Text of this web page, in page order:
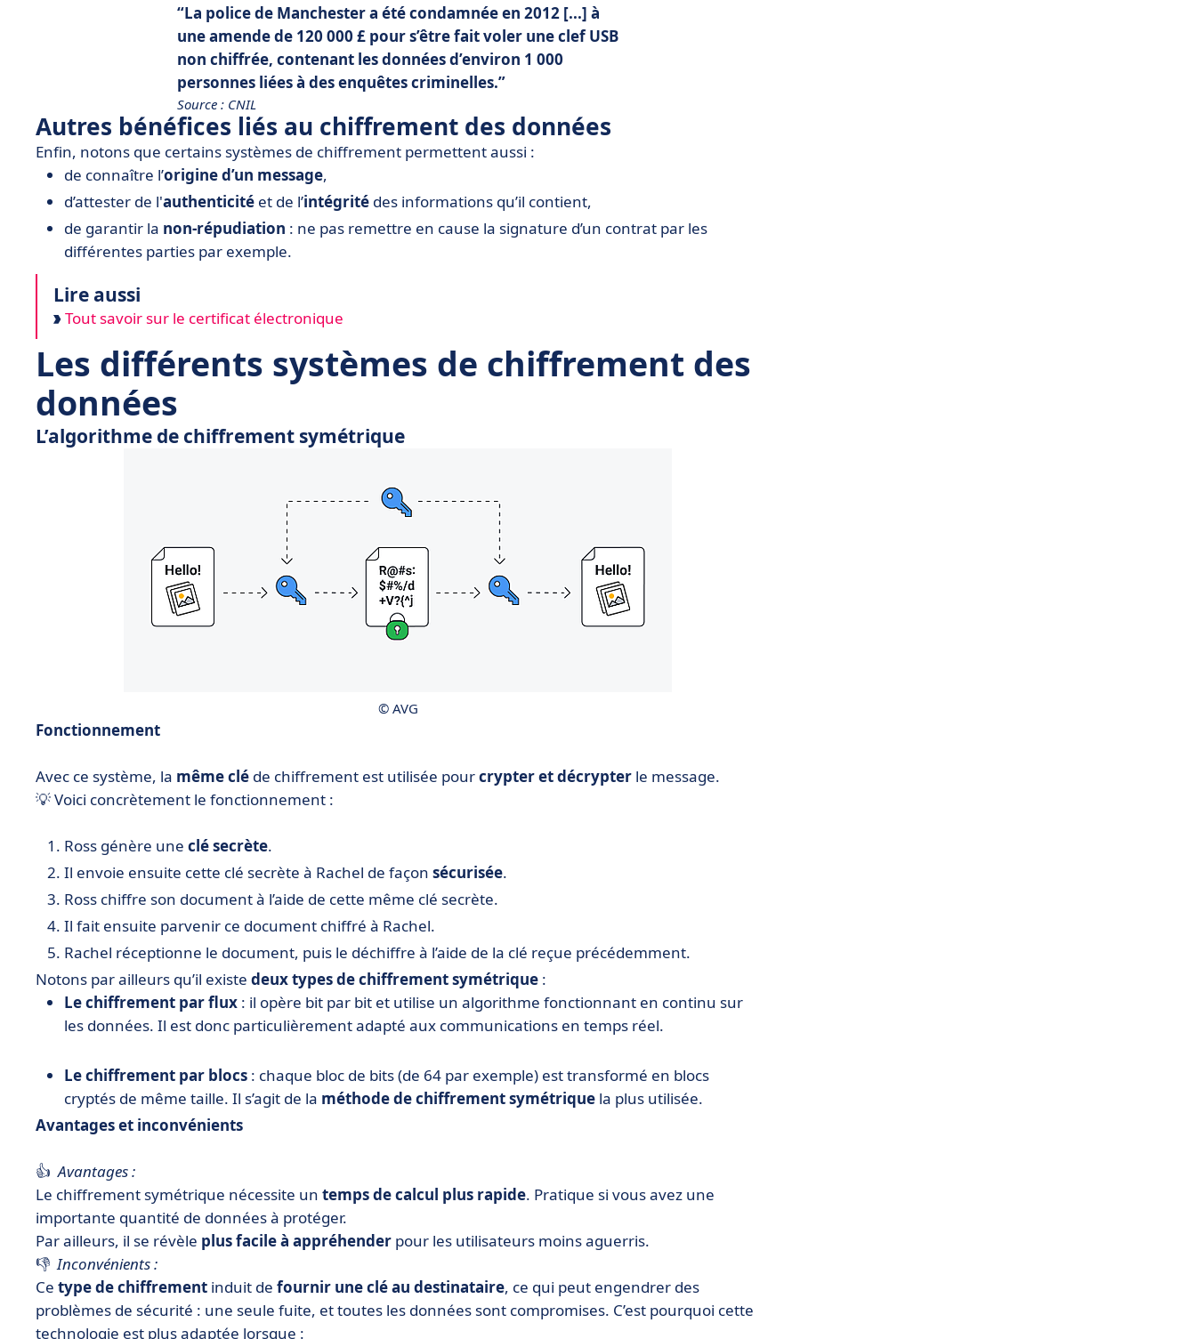
La police de Manchester a été condamnée en 2012 [...] à
une amende de 120 000 £ pour s’être fait voler une clef USB
non chiffrée, contenant les données d’environ 1 000
personnes liées à des enquêtes criminelles.
Source : CNIL
Autres bénéfices liés au chiffrement des données
Enfin, notons que certains systèmes de chiffrement permettent aussi :
de connaître l’origine d’un message,
d’attester de l'authenticité et de l’intégrité des informations qu’il contient,
de garantir la non-répudiation : ne pas remettre en cause la signature d’un contrat par les
différentes parties par exemple.
Lire aussi
Tout savoir sur le certificat électronique
Les différents systèmes de chiffrement des
données
L’algorithme de chiffrement symétrique
© AVG
Fonctionnement
Avec ce système, la même clé de chiffrement est utilisée pourcrypter et décrypter le message.
💡 Voici concrètement le fonctionnement :
Ross génère une clé secrète.
Il envoie ensuite cette clé secrète à Rachel de façon sécurisée.
Ross chiffre son document à l’aide de cette même clé secrète.
Il fait ensuite parvenir ce document chiffré à Rachel.
Rachel réceptionne le document, puis le déchiffre à l’aide de la clé reçue précédemment.
Notons par ailleurs qu’il existe deux types de chiffrement symétrique :
Le chiffrement par flux : il opère bit par bit et utilise un algorithme fonctionnant en continu sur
les données. Il est donc particulièrement adapté aux communications en temps réel.
Le chiffrement par blocs : chaque bloc de bits (de 64 par exemple) est transformé en blocs
cryptés de même taille. Il s’agit de la méthode de chiffrement symétrique la plus utilisée.
Avantages et inconvénients
👍Avantages :
Le chiffrement symétrique nécessite un temps de calcul plus rapide. Pratique si vous avez une
importante quantité de données à protéger.
Par ailleurs, il se révèle plus facile à appréhender pour les utilisateurs moins aguerris.
👎 Inconvénients :
Ce type de chiffrement induit de fournir une clé au destinataire, ce qui peut engendrer des
problèmes de sécurité : une seule fuite, et toutes les données sont compromises. C’est pourquoi cette
technologie est plus adaptée lorsque :